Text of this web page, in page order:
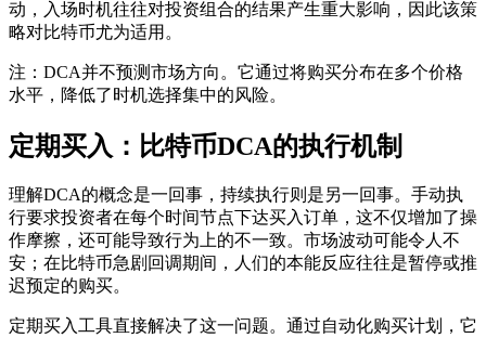
动，入场时机往往对投资组合的结果产生重大影响，因此该策
略对比特币尤为适用。
注：DCA并不预测市场方向。它通过将购买分布在多个价格
水平，降低了时机选择集中的风险。
定期买入：比特币DCA的执行机制
理解DCA的概念是一回事，持续执行则是另一回事。手动执
行要求投资者在每个时间节点下达买入订单，这不仅增加了操
作摩擦，还可能导致行为上的不一致。市场波动可能令人不
安；在比特币急剧回调期间，人们的本能反应往往是暂停或推
迟预定的购买。
定期买入工具直接解决了这一问题。通过自动化购买计划，它